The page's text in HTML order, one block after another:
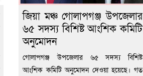
জিয়া মঞ্চ গোলাপগঞ্জ উপজেলার
৬৫ সদস্য বিশিষ্ট আংশিক কমিটি
অনুমোদন
গোলাপগঞ্জ উপজেলার ৬৫ সদস্য বিশিষ্ট
আংশিক কমিটি অনুমোদন দেওয়া হয়েছে। গত